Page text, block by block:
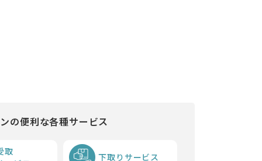
の便利な各種サービス
取
下取りサービス